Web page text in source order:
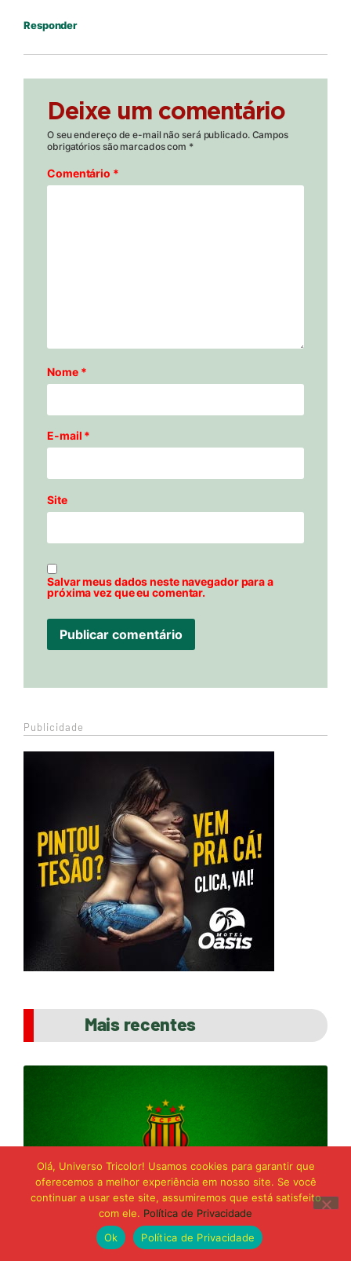
Responder
Deixe um comentário
O seu endereço de e-mail não será publicado. Campos
obrigatórios são marcados com *
Comentário *
Nome *
E-mail *
Site
Salvar meus dados neste navegador para a
próxima vez que eu comentar.
Publicidade
Mais recentes
Olá, Universo Tricolor! Usamos cookies para garantir que
oferecemos a melhor experiência em nosso site. Se você
continuar a usar este site, assumiremos que está satisfeito
com ele. Política de Privacidade
Ok
Política de Privacidade